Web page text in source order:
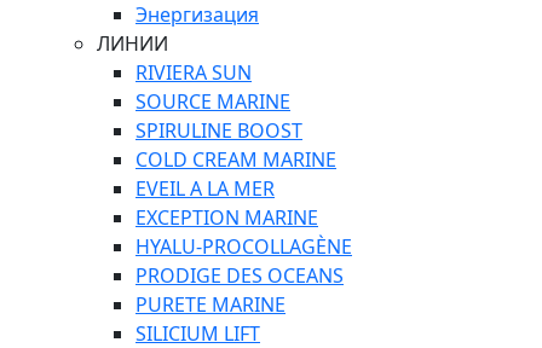
Энергизация
ЛИНИИ
RIVIERA SUN
SOURCE MARINE
SPIRULINE BOOST
COLD CREAM MARINE
EVEIL A LA MER
EXCEPTION MARINE
HYALU-PROCOLLAGÈNE
PRODIGE DES OCEANS
PURETE MARINE
SILICIUM LIFT